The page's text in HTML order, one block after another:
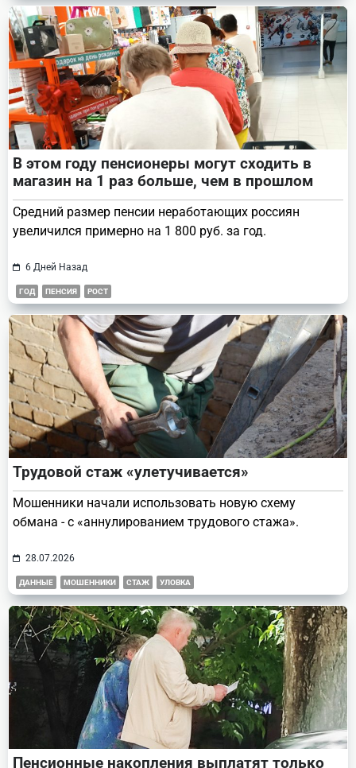
В этом году пенсионеры могут сходить в
магазин на 1 раз больше, чем в прошлом
Средний размер пенсии неработающих россиян
увеличился примерно на 1 800 руб. за год.
6 Дней Назад
ГОД ПЕНСИЯ РОСТ
Трудовой стаж «улетучивается»
Мошенники начали использовать новую схему
обмана - с «аннулированием трудового стажа».
28.07.2026
ДАННЫЕ МОШЕННИКИ СТАЖ УЛОВКА
Пенсионные накопления выплатят только